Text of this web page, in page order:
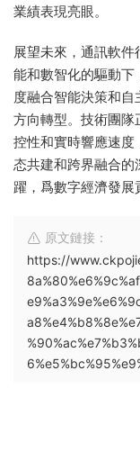
業績表現亮眼。
展望未來，通訊軟
能和數智化的驅動下
度融合智能決策和
方向轉型。技術團
控性和實時響應速度
态共建和跨界融合
躍，爲數字經濟發展
原文鏈接：
https://